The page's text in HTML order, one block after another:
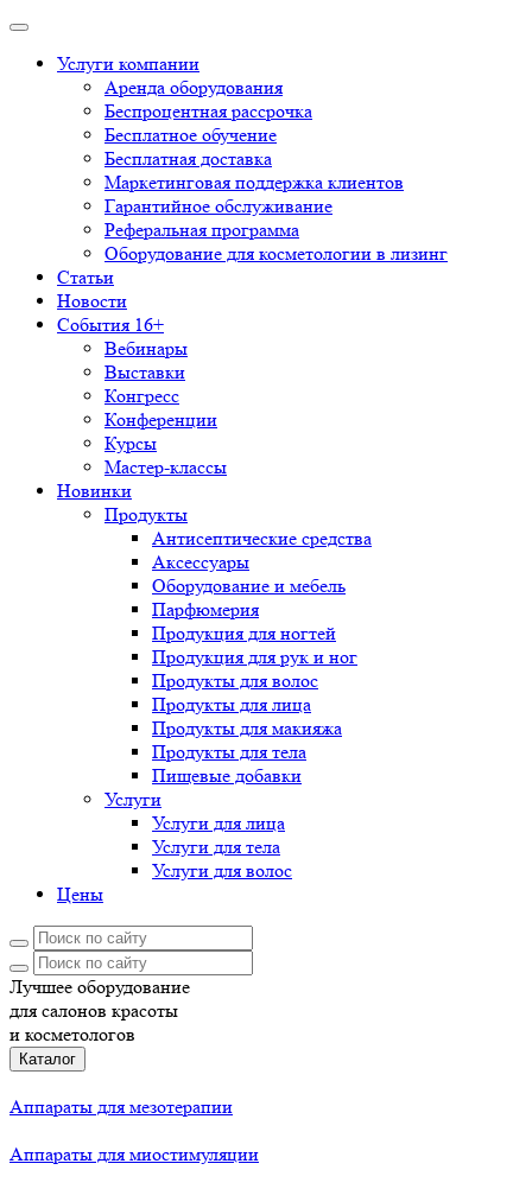
Услуги компании
Аренда оборудования
Беспроцентная рассрочка
Бесплатное обучение
Бесплатная доставка
Маркетинговая поддержка клиентов
Гарантийное обслуживание
Реферальная программа
Оборудование для косметологии в лизинг
Статьи
Новости
События 16+
Вебинары
Выставки
Конгресс
Конференции
Курсы
Мастер-классы
Новинки
Продукты
Антисептические средства
Аксессуары
Оборудование и мебель
Парфюмерия
Продукция для ногтей
Продукция для рук и ног
Продукты для волос
Продукты для лица
Продукты для макияжа
Продукты для тела
Пищевые добавки
Услуги
Услуги для лица
Услуги для тела
Услуги для волос
Цены
Лучшее оборудование
для салонов красоты
и косметологов
Каталог
Аппараты для мезотерапии
Аппараты для миостимуляции